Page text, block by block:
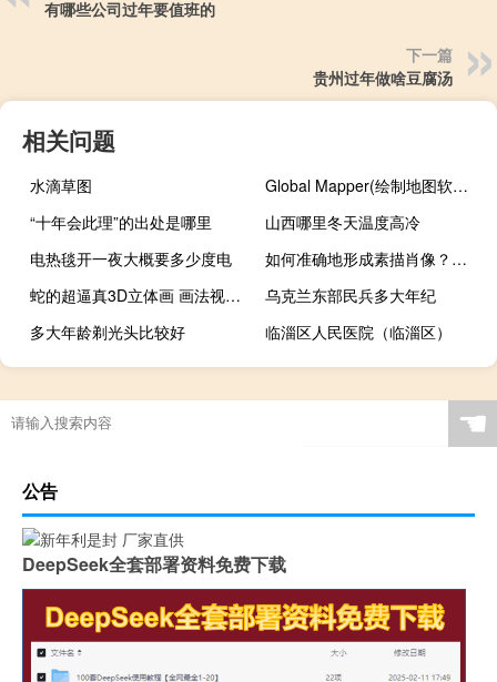
有哪些公司过年要值班的
下一篇
贵州过年做啥豆腐汤
相关问题
水滴草图
Global Mapper(绘制地图软件) V16.2 官方最新版（Global Mapper(绘制地图软件) V16.2 官方最新版功能简介）
“十年会此理”的出处是哪里
山西哪里冬天温度高冷
电热毯开一夜大概要多少度电
如何准确地形成素描肖像？初学者画头像的步骤
蛇的超逼真3D立体画 画法视频教程
乌克兰东部民兵多大年纪
多大年龄剃光头比较好
临淄区人民医院（临淄区）
☚
公告
DeepSeek全套部署资料免费下载